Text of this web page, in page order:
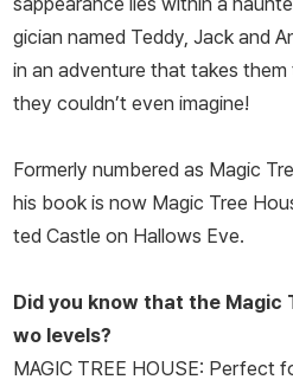
gician named Teddy, Jack and
in an adventure that takes
they couldn’t even imagine!
Formerly numbered as Magic
his book is now Magic Tree
ted Castle on Hallows Eve.
Did you know that the Magic
wo levels?
MAGIC TREE HOUSE: Perfect